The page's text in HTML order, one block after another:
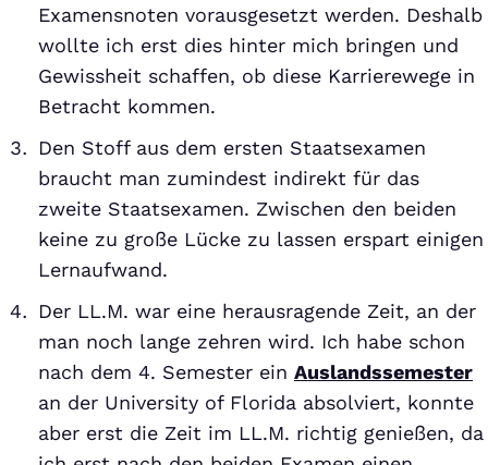
Examensnoten vorausgesetzt werden. Deshalb
wollte ich erst dies hinter mich bringen und
Gewissheit schaffen, ob diese Karrierewege in
Betracht kommen.
Den Stoff aus dem ersten Staatsexamen
braucht man zumindest indirekt für das
zweite Staatsexamen. Zwischen den beiden
keine zu große Lücke zu lassen erspart einigen
Lernaufwand.
Der LL.M. war eine herausragende Zeit, an der
man noch lange zehren wird. Ich habe schon
nach dem 4. Semester ein Auslandssemester
an der University of Florida absolviert, konnte
aber erst die Zeit im LL.M. richtig genießen, da